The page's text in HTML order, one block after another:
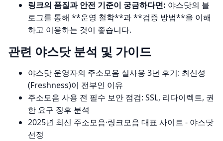
링크의 품질과 안전 기준이 궁금하다면: 야스닷의 블
로그를 통해 **운영 철학**과 **검증 방법**을 이해
하고 이용하는 것이 좋습니다.
관련 야스닷 분석 및 가이드
야스닷 운영자의 주소모음 실사용 3년 후기: 최신성
(Freshness)이 전부인 이유
주소모음 사용 전 필수 보안 점검: SSL, 리다이렉트, 권
한 요구 징후 분석
2025년 최신 주소모음·링크모음 대표 사이트 - 야스닷
선정